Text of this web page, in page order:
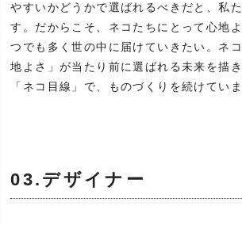
やすいかどうかで選ばれるべきだと、私
す。だからこそ、ネコたちにとって心地
つでも多く世の中に届けていきたい。ネ
地よさ」が当たり前に選ばれる未来を描
「ネコ目線」で、ものづくりを続けていま
03.デザイナー